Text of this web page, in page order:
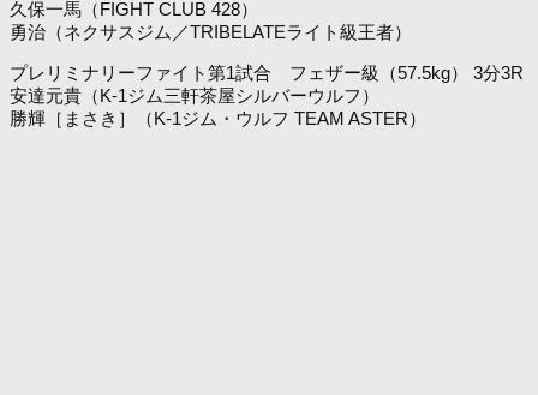
久保一馬（FIGHT CLUB 428）
勇治（ネクサスジム／TRIBELATEライト級王者）
プレリミナリーファイト第1試合 フェザー級（57.5kg） 3分3R
安達元貴（K-1ジム三軒茶屋シルバーウルフ）
勝輝［まさき］（K-1ジム・ウルフ TEAM ASTER）